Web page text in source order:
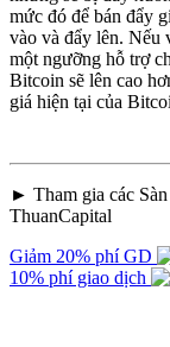
mức đó để bán đẩy
vào và đẩy lên. Nếu
một ngưỡng hỗ trợ
Bitcoin sẽ lên cao
giá hiện tại của
► Tham gia các
ThuanCapital
Giảm 20% phí GD
10% phí giao dịch